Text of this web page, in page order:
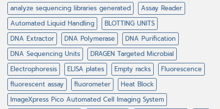
analyze sequencing libraries generated
Assay Reader
Automated Liquid Handling
BLOTTING UNITS
DNA Extractor
DNA Polymerase
DNA Purification
DNA Sequencing Units
DRAGEN Targeted Microbial
Electrophoresis
ELISA plates Empty racks
Fluorescence
fluorescent assay
fluorometer
Heat Block
ImageXpress Pico Automated Cell Imaging System